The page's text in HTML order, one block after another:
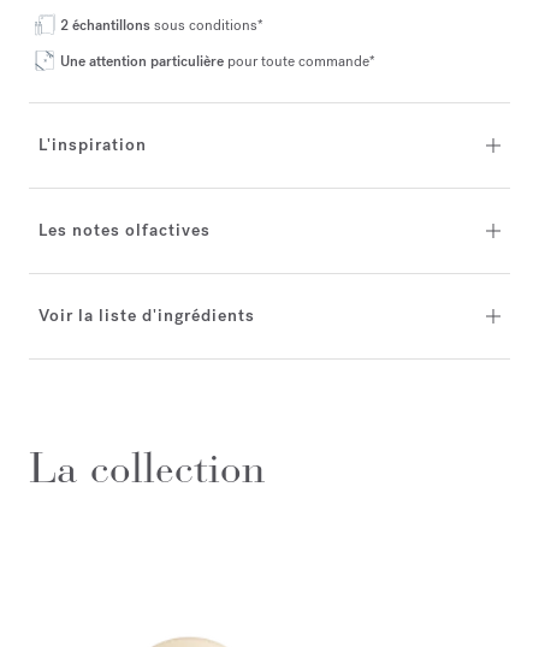
2 échantillonssous conditions*
Une attention particulière pour toute commande*
L'inspiration
Les notes olfactives
Voir la liste d'ingrédients
La collection